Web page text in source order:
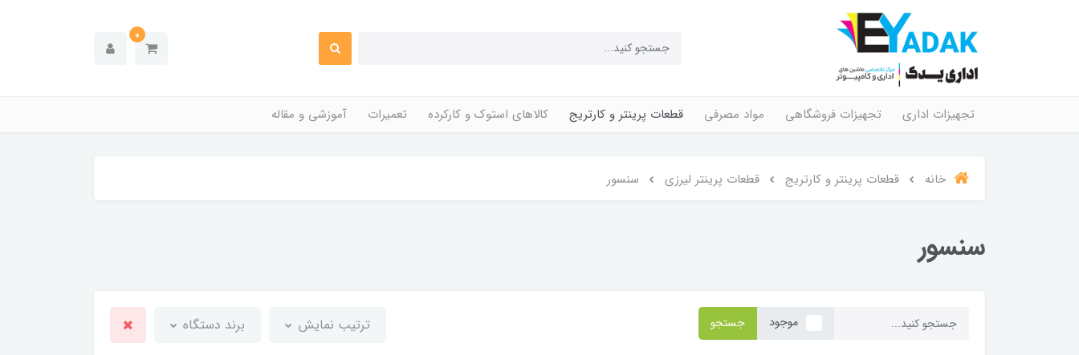
0
تجهیزات اداری تجهیزات فروشگاهی مواد مصرفی قطعات پرینتر و کارتریج کالاهای استوک و کارکرده تعمیرات آموزشی و مقاله
خانه قطعات پرینتر و کارتریج قطعات پرینتر لیرزی سنسور
سنسور
موجود جستجو ترتیب نمایش برند دستگاه